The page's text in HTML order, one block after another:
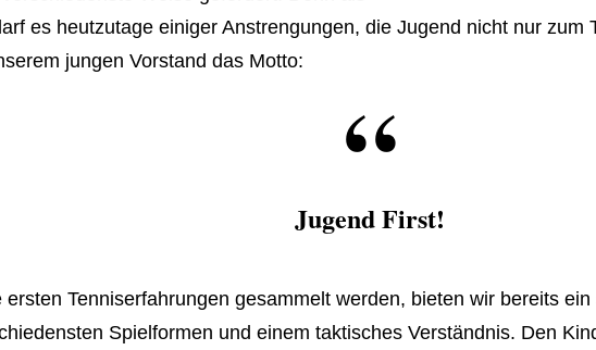
es heutzutage einiger Anstrengungen, die Jugend nicht nur zum
jungen Vorstand das Motto:
Jugend First!
Tenniserfahrungen gesammelt werden, bieten wir bereits
Spielformen und einem taktisches Verständnis. Den